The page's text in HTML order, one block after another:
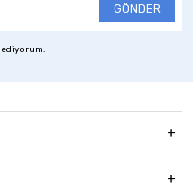
GÖNDER
ediyorum.